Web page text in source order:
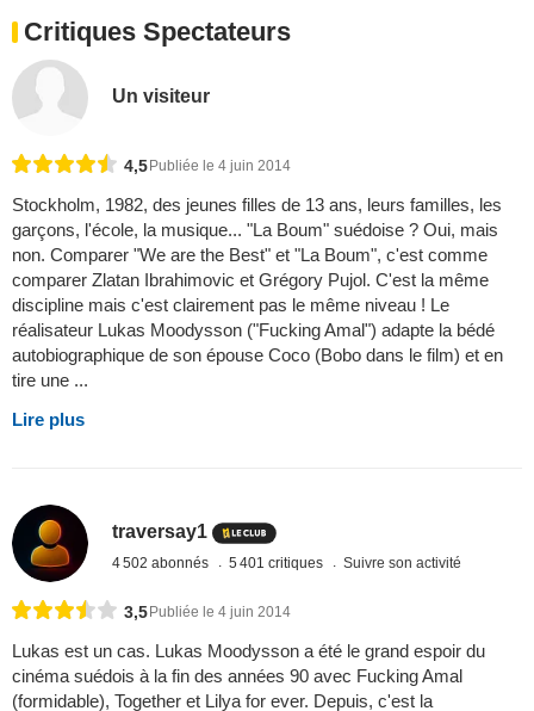
Critiques Spectateurs
Un visiteur
4,5 Publiée le 4 juin 2014
Stockholm, 1982, des jeunes filles de 13 ans, leurs familles, les
garçons, l'école, la musique... "La Boum" suédoise ? Oui, mais
non. Comparer "We are the Best" et "La Boum", c'est comme
comparer Zlatan Ibrahimovic et Grégory Pujol. C'est la même
discipline mais c'est clairement pas le même niveau ! Le
réalisateur Lukas Moodysson ("Fucking Amal") adapte la bédé
autobiographique de son épouse Coco (Bobo dans le film) et en
tire une ...
Lire plus
traversay1
4 502 abonnés 5 401 critiques Suivre son activité
3,5Publiée le 4 juin 2014
Lukas est un cas. Lukas Moodysson a été le grand espoir du
cinéma suédois à la fin des années 90 avec Fucking Amal
(formidable), Together et Lilya for ever. Depuis, c'est la